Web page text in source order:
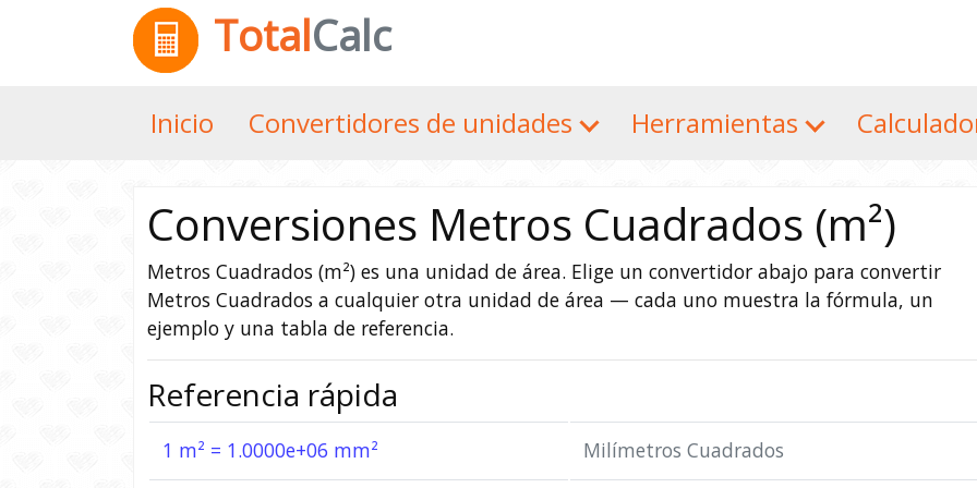
TotalCalc
Inicio Convertidores de unidades Herramientas
Conversiones Metros Cuadrados (m²)
Metros Cuadrados (m²) es una unidad de área. Elige un convertidor abajo para convertir
Metros Cuadrados a cualquier otra unidad de área — cada uno muestra la fórmula, un
ejemplo y una tabla de referencia.
Referencia rápida
1 m² = 1.0000e+06 mm² Milímetros Cuadrados